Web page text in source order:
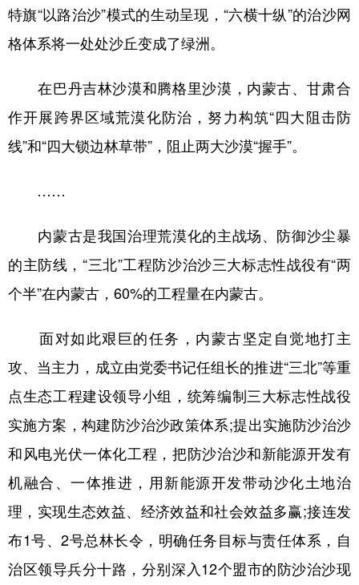
特旗“以路治沙”模式的生动呈现，“六横十纵”的治沙网
格体系将一处处沙丘变成了绿洲。
在巴丹吉林沙漠和腾格里沙漠，内蒙古、甘肃合
作开展跨界区域荒漠化防治，努力构筑“四大阻击防
线”和“四大锁边林草带”，阻止两大沙漠“握手”。
……
内蒙古是我国治理荒漠化的主战场、防御沙尘暴
的主防线，“三北”工程防沙治沙三大标志性战役有“两
个半”在内蒙古，60%的工程量在内蒙古。
面对如此艰巨的任务，内蒙古坚定自觉地打主
攻、当主力，成立由党委书记任组长的推进“三北”等重
点生态工程建设领导小组，统筹编制三大标志性战役
实施方案，构建防沙治沙政策体系;提出实施防沙治沙
和风电光伏一体化工程，把防沙治沙和新能源开发有
机融合、一体推进，用新能源开发带动沙化土地治
理，实现生态效益、经济效益和社会效益多赢;接连发
布1号、2号总林长令，明确任务目标与责任体系，自
治区领导兵分十路，分别深入12个盟市的防沙治沙现